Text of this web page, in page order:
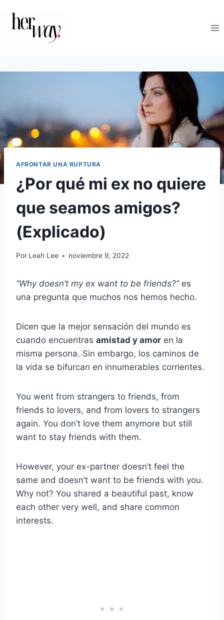
contenido
AFRONTAR UNA RUPTURA
¿Por qué mi ex no quiere
que seamos amigos?
(Explicado)
Por Leah Lee noviembre 9, 2022
‘‘Why doesn’t my ex want to be friends?’’es
una pregunta que muchos nos hemos hecho.
Dicen que la mejor sensación del mundo es
cuando encuentras amistad y amor en la
misma persona. Sin embargo, los caminos de
la vida se bifurcan en innumerables corrientes.
You went from strangers to friends, from
friends to lovers, and from lovers to strangers
again. You don’t love them anymore but still
want to stay friends with them.
However, your ex-partner doesn’t feel the
same and doesn’t want to be friends with you.
Why not? You shared a beautiful past, know
each other very well, and share common
interests.